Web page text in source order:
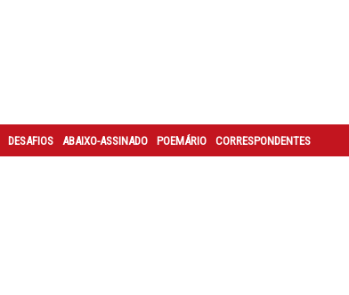
DESAFIOS ABAIXO-ASSINADO POEMÁRIO CORRESPONDENTES